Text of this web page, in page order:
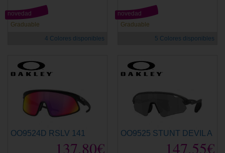
Graduable
novedad
4 Colores disponibles
Graduable
novedad
5 Colores disponibles
OO9524D RSLV 141
137,80€
OO9525 STUNT DEVIL A
147,55€